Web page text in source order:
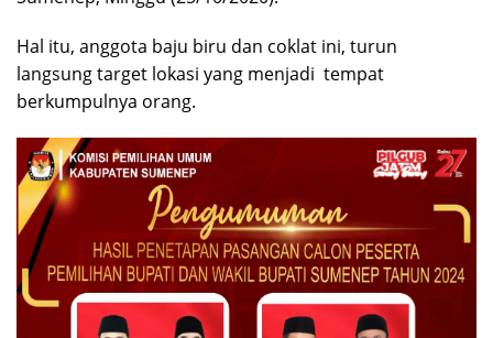
Hal itu, anggota baju biru dan coklat ini, turun
langsung target lokasi yang menjadi tempat
berkumpulnya orang.